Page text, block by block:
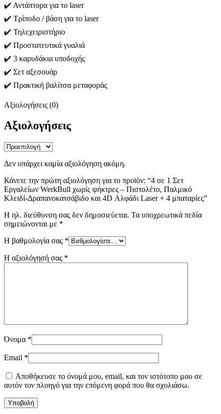
✔️ Αντάπτορα για το laser
✔️ Τρίποδο / βάση για το laser
✔️ Τηλεχειριστήριο
✔️ Προστατευτικά γυαλιά
✔️ 3 καρυδάκια υποδοχής
✔️ Σετ αξεσουάρ
✔️ Πρακτική βαλίτσα μεταφοράς
Αξιολογήσεις (0)
Αξιολογήσεις
Δεν υπάρχει καμία αξιολόγηση ακόμη.
Κάνετε την πρώτη αξιολόγηση για το προϊόν: “4 σε 1 Σετ
Εργαλείων WerkBull χωρίς ψήκτρες – Πιστολέτο, Παλμικό
Κλειδί-Δραπανοκατσάβιδο και 4D Αλφάδι Laser + 4 μπαταρίες”
Η ηλ. διεύθυνση σας δεν δημοσιεύεται. Τα υποχρεωτικά πεδία
σημειώνονται με *
Η βαθμολογία σας *
Η αξιολόγησή σας *
Όνομα *
Email *
Αποθήκευσε το όνομά μου, email, και τον ιστότοπο μου σε
αυτόν τον πλοηγό για την επόμενη φορά που θα σχολιάσω.